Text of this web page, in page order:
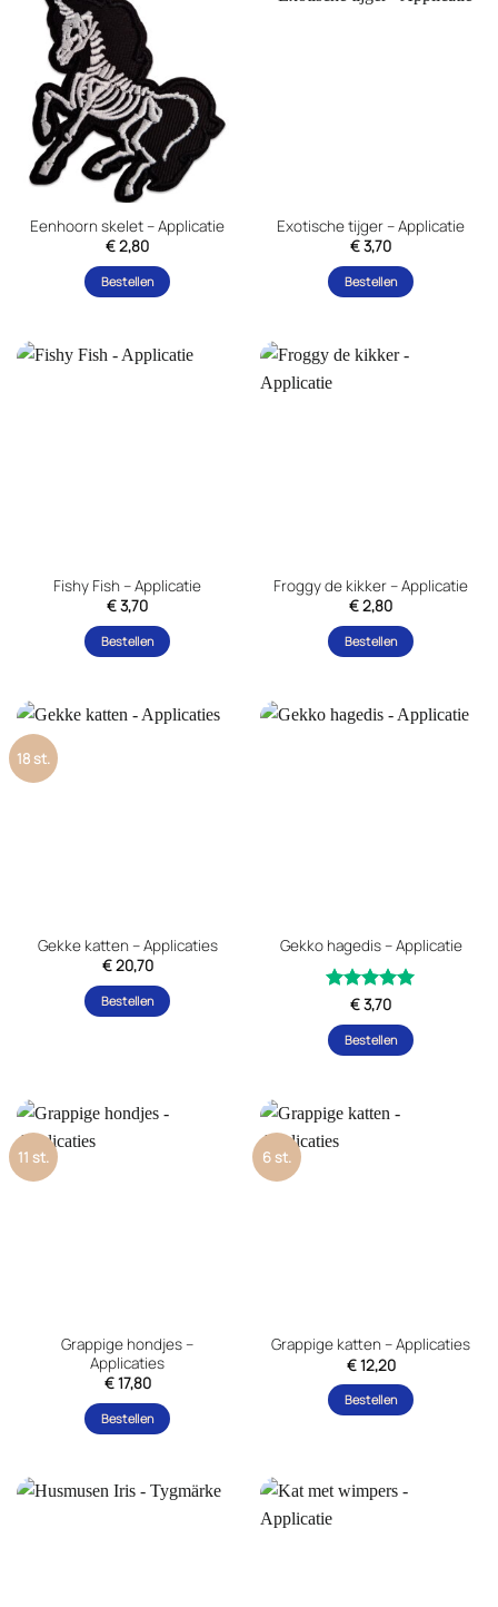
Eenhoorn skelet – Applicatie
€2,80
Bestellen
Exotische tijger – Applicatie
€3,70
Bestellen
Fishy Fish – Applicatie
€3,70
Bestellen
Froggy de kikker – Applicatie
€2,80
Bestellen
18 st.
Gekke katten – Applicaties
€20,70
Bestellen
Gekko hagedis – Applicatie
Gewaardeerd
5uit 5
€3,70
Bestellen
11 st.
Grappige hondjes –
Applicaties
€17,80
Bestellen
6 st.
Grappige katten – Applicaties
€12,20
Bestellen